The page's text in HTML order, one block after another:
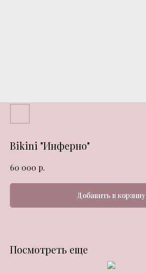
Bikini "Инферно"
60 000 р.
Добавить в корзину
Посмотреть еще